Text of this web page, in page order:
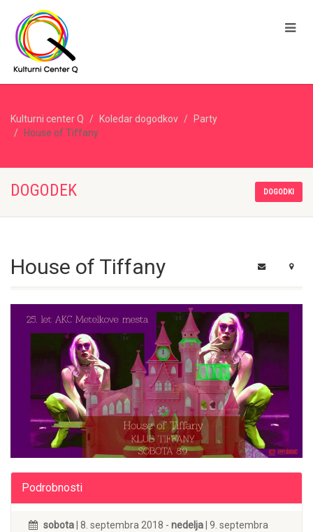
Kulturni center Q Koledar dogodkov
Party
House of Tiffany
DOGODEK DOGODKI
House of Tiffany
Podrobnosti
sobota | 8. septembra 2018 - nedelja | 9. septembra